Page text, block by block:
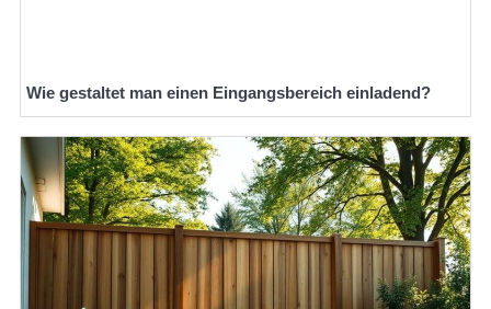
Wie gestaltet man einen Eingangsbereich einladend?